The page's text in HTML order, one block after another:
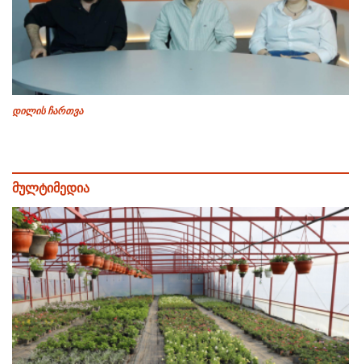
დილის ჩართვა
მულტიმედია